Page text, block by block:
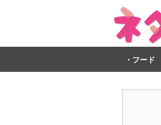
フード